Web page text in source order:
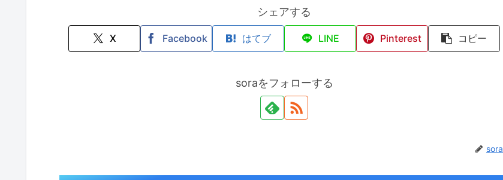
シェアする
X Facebook はてブ LINE Pinterest コピー
soraをフォローする
sora